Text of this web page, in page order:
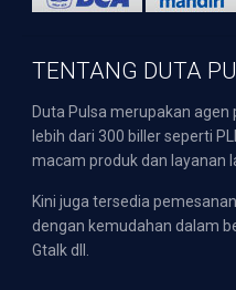
TENTANG DUTA
Duta Pulsa merupakan
lebih dari 300 biller seperti
macam produk dan layanan
Kini juga tersedia
dengan kemudahan dalam
Gtalk dll.